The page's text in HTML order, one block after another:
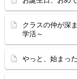
クラスの仲が深
学活～
やっと、始ま